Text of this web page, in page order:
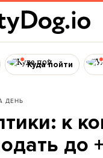
Куда пойти
ДЕНЬ
к
до